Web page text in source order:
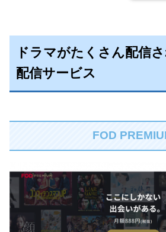
ドラマがたくさん配信
配信サービス
FOD